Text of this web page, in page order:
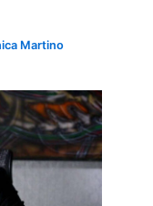
Martino